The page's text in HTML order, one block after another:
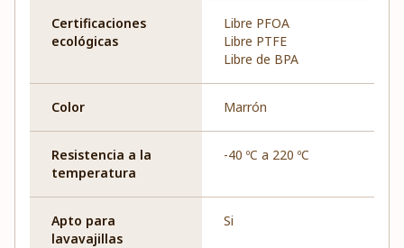
Certificaciones
ecológicas
Libre PFOA
Libre PTFE
Libre de BPA
Color Marrón
Resistencia a la
temperatura
-40 ºC a 220 ºC
Apto para
lavavajillas
Si